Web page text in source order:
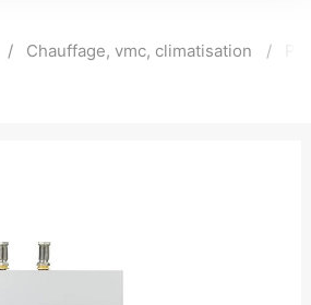
Chauffage, vmc, climatisation